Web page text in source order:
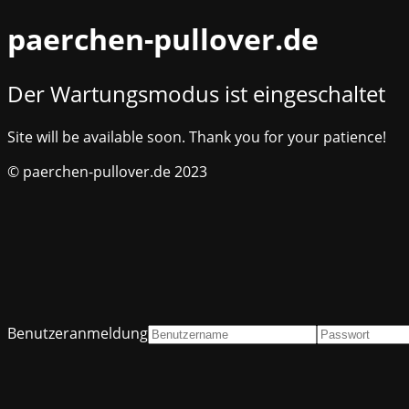
paerchen-pullover.de
Der Wartungsmodus ist eingeschaltet
Site will be available soon. Thank you for your patience!
© paerchen-pullover.de 2023
Benutzeranmeldung